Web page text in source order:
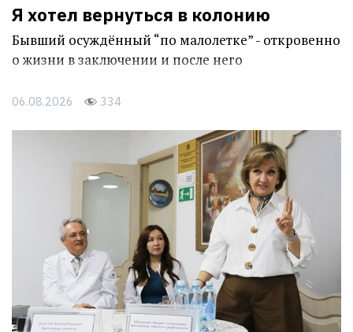
Я хотел вернуться в колонию
Бывший осуждённый “по малолетке” - откровенно
о жизни в заключении и после него
06.08.2026 334